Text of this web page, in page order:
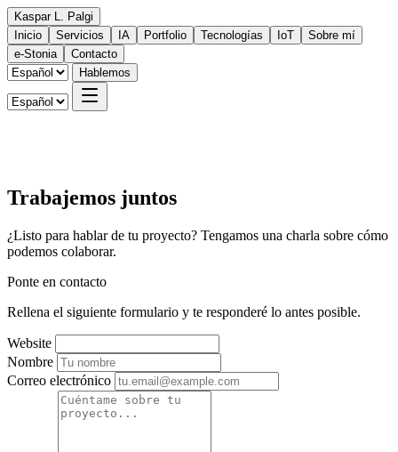
Kaspar L. Palgi
Inicio
Servicios IA Portfolio Tecnologías IoT
Sobre mí
e-Stonia
Contacto
Hablemos
Trabajemos juntos
¿Listo para hablar de tu proyecto? Tengamos una charla sobre cómo
podemos colaborar.
Ponte en contacto
Rellena el siguiente formulario y te responderé lo antes posible.
Website
Nombre
Correo electrónico